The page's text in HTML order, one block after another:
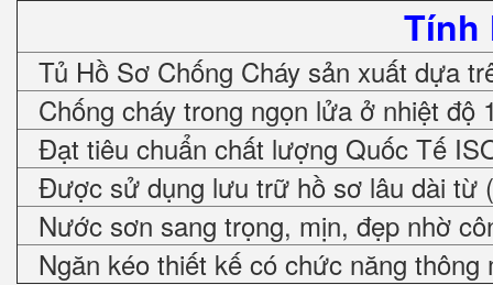
Tính
Tủ Hồ Sơ Chống Cháy sản xuất dựa
Chống cháy trong ngọn lửa ở nhiệt độ
Đạt tiêu chuẩn chất lượng Quốc Tế
Được sử dụng lưu trữ hồ sơ lâu dài từ
Nước sơn sang trọng, mịn, đẹp nhờ
Ngăn kéo thiết kế có chức năng